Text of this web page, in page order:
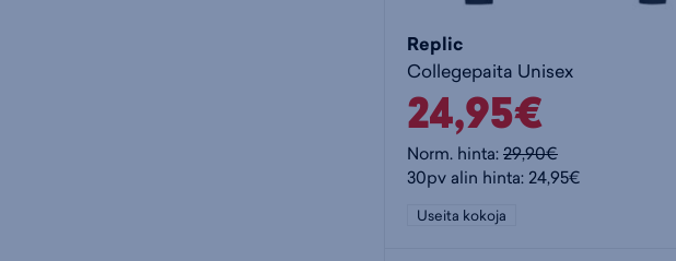
Replic
Collegepaita Unisex
24,95€
Norm. hinta:29,90€
30pv alin hinta: 24,95€
Useita kokoja